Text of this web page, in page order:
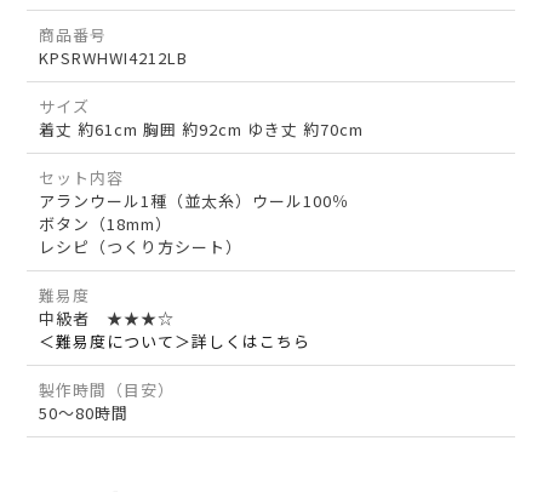
商品番号
KPSRWHWI4212LB
サイズ
着丈 約61cm 胸囲 約92cm ゆき丈 約70cm
セット内容
アランウール1種（並太糸）ウール100％
ボタン（18mm）
レシピ（つくり方シート）
難易度
中級者 ★★★☆
＜難易度について＞詳しくはこちら
製作時間（目安）
50～80時間